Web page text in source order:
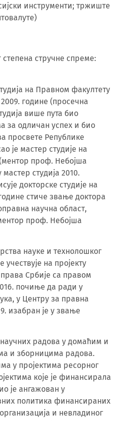
инструменти; тржиште
стручне спреме:
на Правном факултету
године (просечна
више пута био
за одличан успех и био
просвете Републике
је мастер студије на
проф. Небојша
студија 2010.
докторске студије на
стиче звање доктора
научна област,
проф. Небојша
науке и технолошког
учествује на пројекту
Србије са правом
почиње да ради у
у Центру за правна
изабран је у звање
радова у домаћим и
и зборницима радова.
у пројектима ресорног
које је финансирала
је ангажован у
политика финансираних
и невладиног